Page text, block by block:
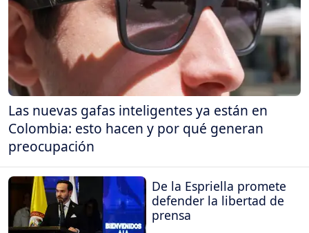
Las nuevas gafas inteligentes ya están en
Colombia: esto hacen y por qué generan
preocupación
De la Espriella promete
defender la libertad de
prensa